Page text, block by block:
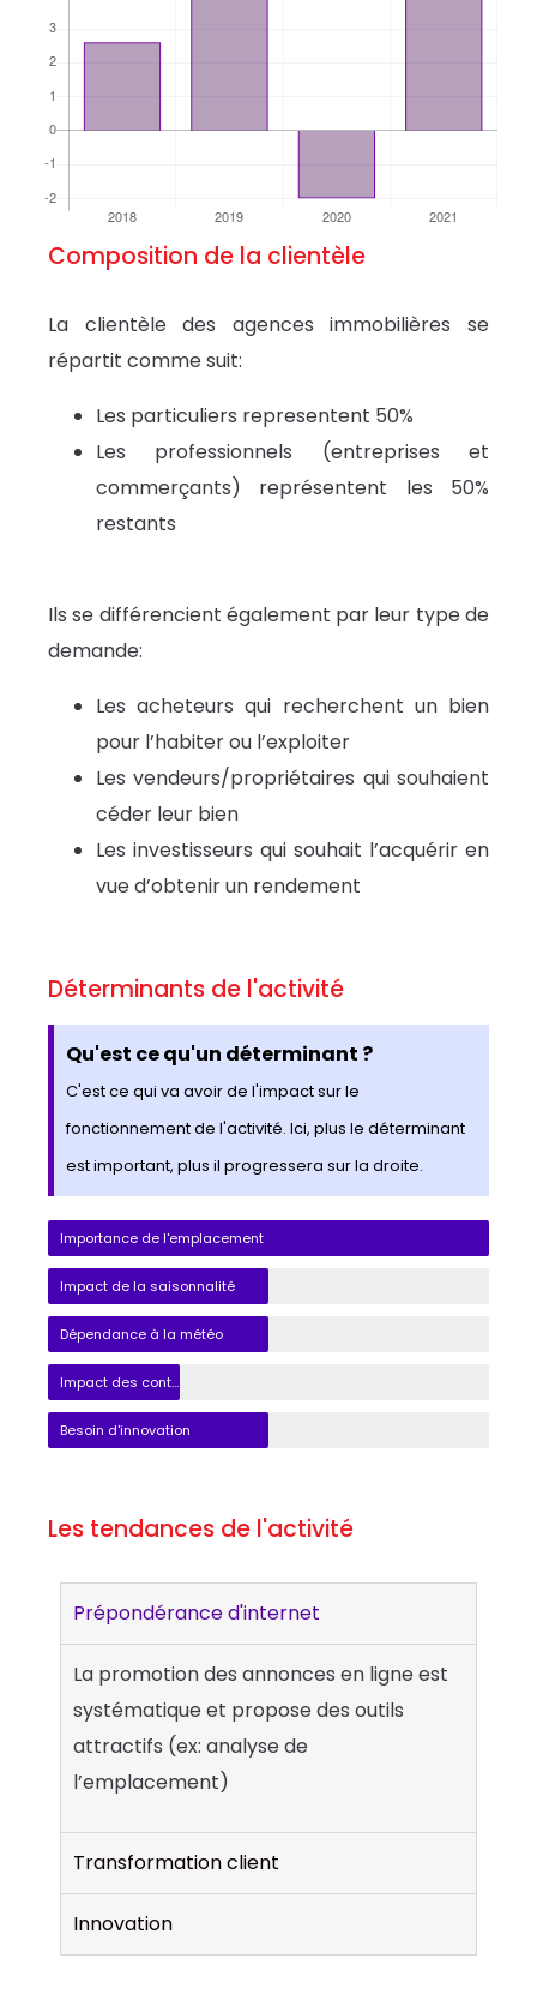
Composition de la clientèle
La clientèle des agences immobilières se
répartit comme suit:
Les particuliers representent 50%
Les professionnels (entreprises et
commerçants) représentent les 50%
restants
Ils se différencient également par leur type de
demande:
Les acheteurs qui recherchent un bien
pour l’habiter ou l’exploiter
Les vendeurs/propriétaires qui souhaient
céder leur bien
Les investisseurs qui souhait l’acquérir en
vue d’obtenir un rendement
Déterminants de l'activité
Qu'est ce qu'un déterminant ?
C'est ce qui va avoir de l'impact sur le
fonctionnement de l'activité. Ici, plus le déterminant
est important, plus il progressera sur la droite.
Importance de l'emplacement
Impact de la saisonnalité
Dépendance à la météo
Impact des contraintes réglementaires
Besoin d'innovation
Les tendances de l'activité
Prépondérance d'internet
La promotion des annonces en ligne est
systématique et propose des outils
attractifs (ex: analyse de
l’emplacement)
Transformation client
Innovation